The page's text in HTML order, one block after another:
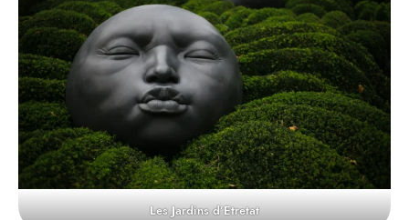
Les Jardins d’Etretat